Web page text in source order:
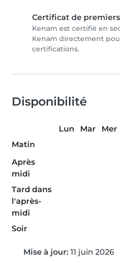
Certificat de
Kenam est certifié en
Kenam directement
certifications.
Disponibilité
Lun Mar Mer
Matin
Après
midi
Tard dans
l'après-
midi
Soir
Mise à jour: 11 juin 2026